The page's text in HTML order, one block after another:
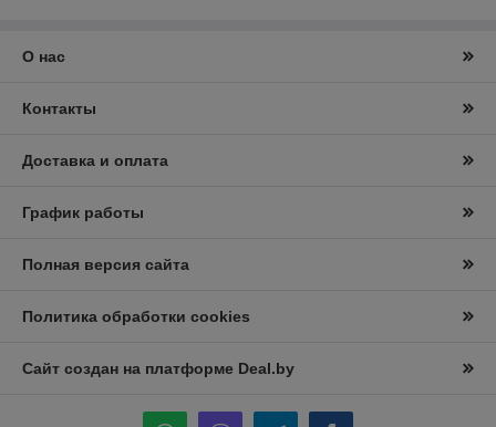
О нас
Контакты
Доставка и оплата
График работы
Полная версия сайта
Политика обработки cookies
Сайт создан на платформе Deal.by